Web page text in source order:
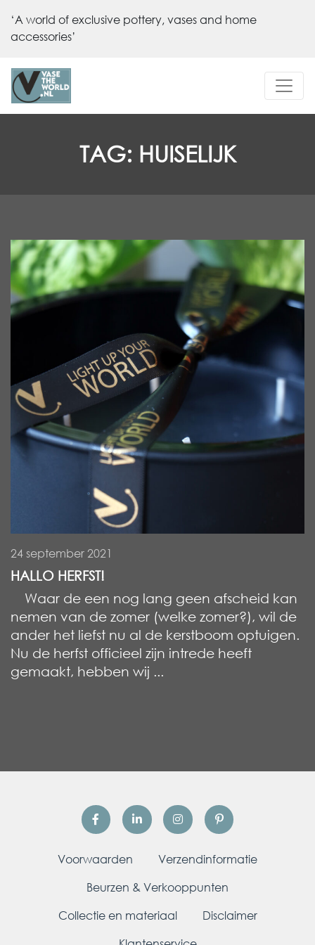
‘A world of exclusive pottery, vases and home
accessories’
TAG: HUISELIJK
24 september 2021
HALLO HERFST!
Waar de een nog lang geen afscheid kan
nemen van de zomer (welke zomer?), wil de
ander het liefst nu al de kerstboom optuigen.
Nu de herfst officieel zijn intrede heeft
gemaakt, hebben wij ...
Voorwaarden
Verzendinformatie
Beurzen & Verkooppunten
Collectie en materiaal
Disclaimer